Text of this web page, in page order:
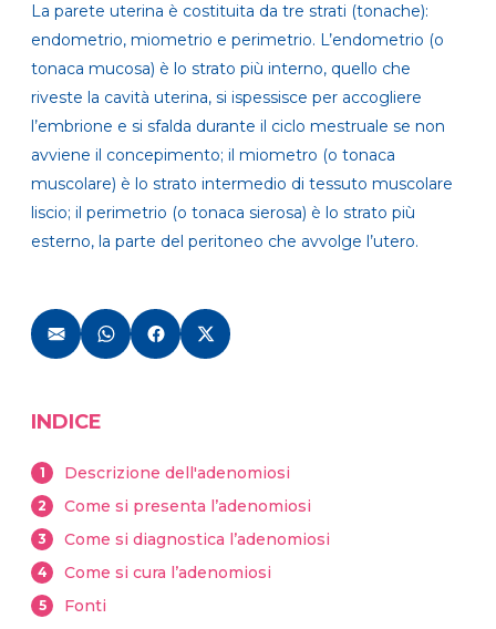
La parete uterina è costituita da tre strati (tonache):
endometrio, miometrio e perimetrio. L’endometrio (o
tonaca mucosa) è lo strato più interno, quello che
riveste la cavità uterina, si ispessisce per accogliere
l’embrione e si sfalda durante il ciclo mestruale se non
avviene il concepimento; il miometro (o tonaca
muscolare) è lo strato intermedio di tessuto muscolare
liscio; il perimetrio (o tonaca sierosa) è lo strato più
esterno, la parte del peritoneo che avvolge l’utero.
INDICE
1 Descrizione dell'adenomiosi
2 Come si presenta l’adenomiosi
3 Come si diagnostica l’adenomiosi
4 Come si cura l’adenomiosi
5 Fonti